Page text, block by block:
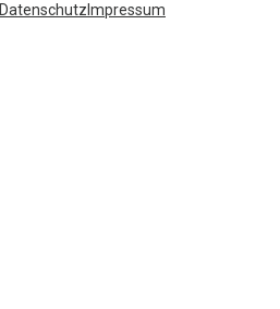
Datenschutz Impressum